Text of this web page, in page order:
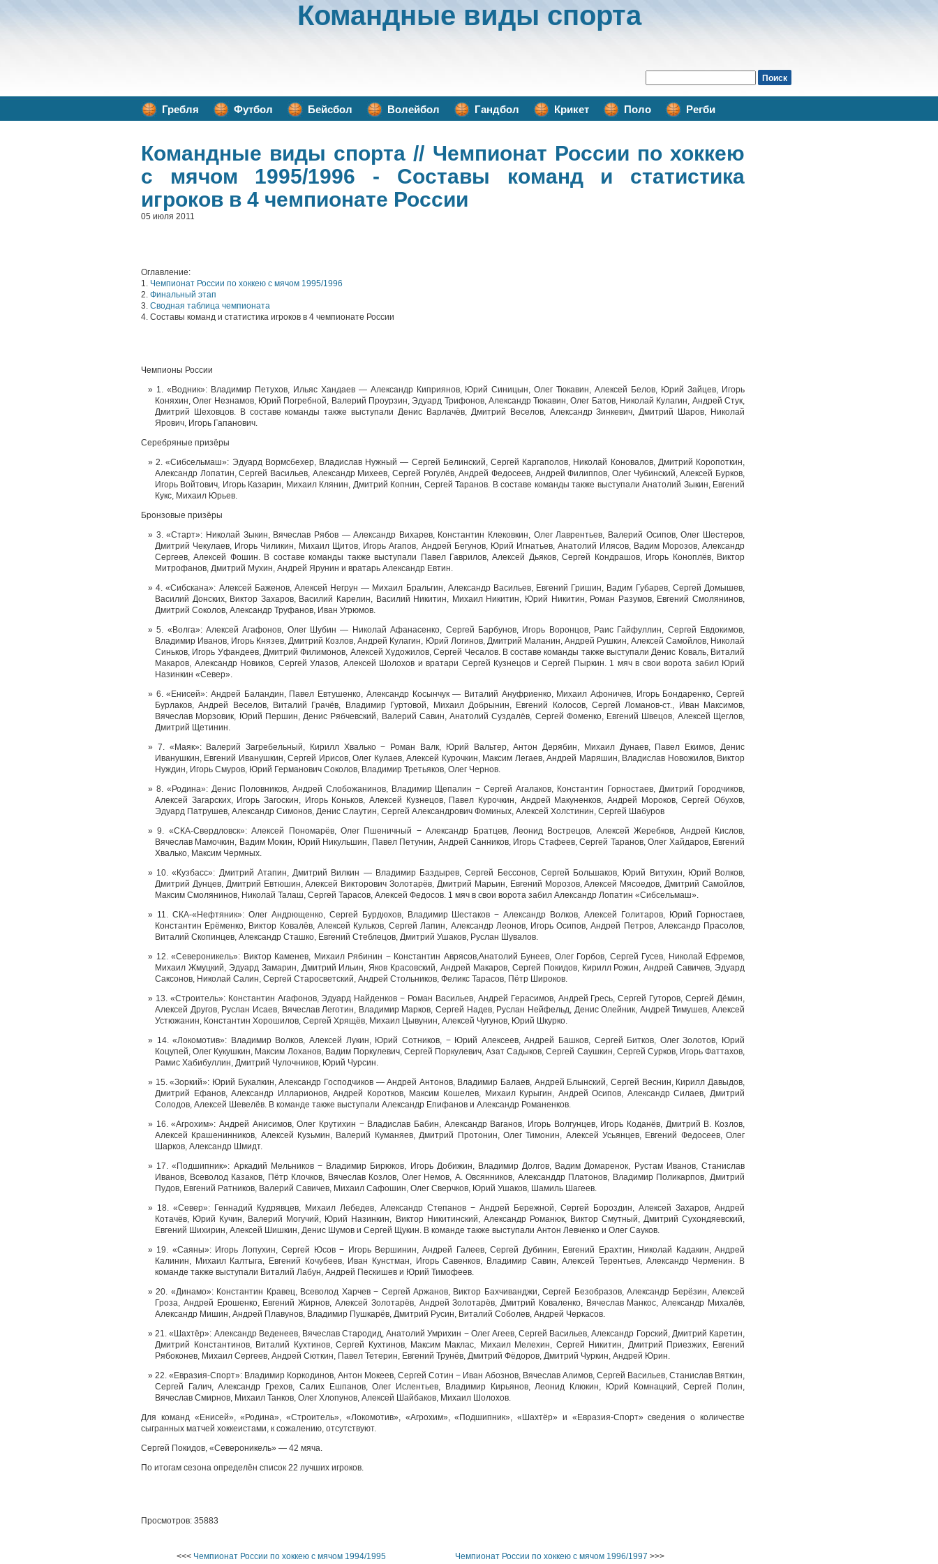
Командные виды спорта
Гребля Футбол Бейсбол Волейбол Гандбол Крикет Поло Регби
Командные виды спорта // Чемпионат России по хоккею
с мячом 1995/1996 - Составы команд и статистика
игроков в 4 чемпионате России
05 июля 2011
Оглавление:
1. Чемпионат России по хоккею с мячом 1995/1996
2. Финальный этап
3. Сводная таблица чемпионата
4. Составы команд и статистика игроков в 4 чемпионате России
Чемпионы России
1. «Водник»: Владимир Петухов, Ильяс Хандаев — Александр Киприянов, Юрий Синицын, Олег Тюкавин, Алексей Белов, Юрий Зайцев, Игорь
Коняхин, Олег Незнамов, Юрий Погребной, Валерий Проурзин, Эдуард Трифонов, Александр Тюкавин, Олег Батов, Николай Кулагин, Андрей Стук,
Дмитрий Шеховцов. В составе команды также выступали Денис Варлачёв, Дмитрий Веселов, Александр Зинкевич, Дмитрий Шаров, Николай
Ярович, Игорь Гапанович.
Серебряные призёры
2. «Сибсельмаш»: Эдуард Вормсбехер, Владислав Нужный — Сергей Белинский, Сергей Каргаполов, Николай Коновалов, Дмитрий Коропоткин,
Александр Лопатин, Сергей Васильев, Александр Михеев, Сергей Рогулёв, Андрей Федосеев, Андрей Филиппов, Олег Чубинский, Алексей Бурков,
Игорь Войтович, Игорь Казарин, Михаил Клянин, Дмитрий Копнин, Сергей Таранов. В составе команды также выступали Анатолий Зыкин, Евгений
Кукс, Михаил Юрьев.
Бронзовые призёры
3. «Старт»: Николай Зыкин, Вячеслав Рябов — Александр Вихарев, Константин Клековкин, Олег Лаврентьев, Валерий Осипов, Олег Шестеров,
Дмитрий Чекулаев, Игорь Чиликин, Михаил Щитов, Игорь Агапов, Андрей Бегунов, Юрий Игнатьев, Анатолий Илясов, Вадим Морозов, Александр
Сергеев, Алексей Фошин. В составе команды также выступали Павел Гаврилов, Алексей Дьяков, Сергей Кондрашов, Игорь Коноплёв, Виктор
Митрофанов, Дмитрий Мухин, Андрей Ярунин и вратарь Александр Евтин.
4. «Сибскана»: Алексей Баженов, Алексей Негрун — Михаил Бральгин, Александр Васильев, Евгений Гришин, Вадим Губарев, Сергей Домышев,
Василий Донских, Виктор Захаров, Василий Карелин, Василий Никитин, Михаил Никитин, Юрий Никитин, Роман Разумов, Евгений Смолянинов,
Дмитрий Соколов, Александр Труфанов, Иван Угрюмов.
5. «Волга»: Алексей Агафонов, Олег Шубин — Николай Афанасенко, Сергей Барбунов, Игорь Воронцов, Раис Гайфуллин, Сергей Евдокимов,
Владимир Иванов, Игорь Князев, Дмитрий Козлов, Андрей Кулагин, Юрий Логинов, Дмитрий Маланин, Андрей Рушкин, Алексей Самойлов, Николай
Синьков, Игорь Уфандеев, Дмитрий Филимонов, Алексей Художилов, Сергей Чесалов. В составе команды также выступали Денис Коваль, Виталий
Макаров, Александр Новиков, Сергей Улазов, Алексей Шолохов и вратари Сергей Кузнецов и Сергей Пыркин. 1 мяч в свои ворота забил Юрий
Назинкин «Север».
6. «Енисей»: Андрей Баландин, Павел Евтушенко, Александр Косынчук — Виталий Ануфриенко, Михаил Афоничев, Игорь Бондаренко, Сергей
Бурлаков, Андрей Веселов, Виталий Грачёв, Владимир Гуртовой, Михаил Добрынин, Евгений Колосов, Сергей Ломанов-ст., Иван Максимов,
Вячеслав Морзовик, Юрий Першин, Денис Рябчевский, Валерий Савин, Анатолий Суздалёв, Сергей Фоменко, Евгений Швецов, Алексей Щеглов,
Дмитрий Щетинин.
7. «Маяк»: Валерий Загребельный, Кирилл Хвалько − Роман Валк, Юрий Вальтер, Антон Дерябин, Михаил Дунаев, Павел Екимов, Денис
Иванушкин, Евгений Иванушкин, Сергей Ирисов, Олег Кулаев, Алексей Курочкин, Максим Легаев, Андрей Маряшин, Владислав Новожилов, Виктор
Нуждин, Игорь Смуров, Юрий Германович Соколов, Владимир Третьяков, Олег Чернов.
8. «Родина»: Денис Половников, Андрей Слобожанинов, Владимир Щепалин − Сергей Агалаков, Константин Горностаев, Дмитрий Городчиков,
Алексей Загарских, Игорь Загоскин, Игорь Коньков, Алексей Кузнецов, Павел Курочкин, Андрей Макуненков, Андрей Мороков, Сергей Обухов,
Эдуард Патрушев, Александр Симонов, Денис Слаутин, Сергей Александрович Фоминых, Алексей Холстинин, Сергей Шабуров
9. «СКА-Свердловск»: Алексей Пономарёв, Олег Пшеничный − Александр Братцев, Леонид Вострецов, Алексей Жеребков, Андрей Кислов,
Вячеслав Мамочкин, Вадим Мокин, Юрий Никульшин, Павел Петунин, Андрей Санников, Игорь Стафеев, Сергей Таранов, Олег Хайдаров, Евгений
Хвалько, Максим Чермных.
10. «Кузбасс»: Дмитрий Атапин, Дмитрий Вилкин — Владимир Баздырев, Сергей Бессонов, Сергей Большаков, Юрий Витухин, Юрий Волков,
Дмитрий Дунцев, Дмитрий Евтюшин, Алексей Викторович Золотарёв, Дмитрий Марьин, Евгений Морозов, Алексей Мясоедов, Дмитрий Самойлов,
Максим Смолянинов, Николай Талаш, Сергей Тарасов, Алексей Федосов. 1 мяч в свои ворота забил Александр Лопатин «Сибсельмаш».
11. СКА-«Нефтяник»: Олег Андрющенко, Сергей Бурдюхов, Владимир Шестаков − Александр Волков, Алексей Голитаров, Юрий Горностаев,
Константин Ерёменко, Виктор Ковалёв, Алексей Кульков, Сергей Лапин, Александр Леонов, Игорь Осипов, Андрей Петров, Александр Прасолов,
Виталий Скопинцев, Александр Сташко, Евгений Стеблецов, Дмитрий Ушаков, Руслан Шувалов.
12. «Североникель»: Виктор Каменев, Михаил Рябинин − Константин Аврясов,Анатолий Бунеев, Олег Горбов, Сергей Гусев, Николай Ефремов,
Михаил Жмуцкий, Эдуард Замарин, Дмитрий Ильин, Яков Красовский, Андрей Макаров, Сергей Покидов, Кирилл Рожин, Андрей Савичев, Эдуард
Саксонов, Николай Салин, Сергей Старосветский, Андрей Стольников, Феликс Тарасов, Пётр Широков.
13. «Строитель»: Константин Агафонов, Эдуард Найденков − Роман Васильев, Андрей Герасимов, Андрей Гресь, Сергей Гуторов, Сергей Дёмин,
Алексей Другов, Руслан Исаев, Вячеслав Леготин, Владимир Марков, Сергей Надев, Руслан Нейфельд, Денис Олейник, Андрей Тимушев, Алексей
Устюжанин, Константин Хорошилов, Сергей Хрящёв, Михаил Цывунин, Алексей Чугунов, Юрий Шкурко.
14. «Локомотив»: Владимир Волков, Алексей Лукин, Юрий Сотников, − Юрий Алексеев, Андрей Башков, Сергей Битков, Олег Золотов, Юрий
Коцупей, Олег Кукушкин, Максим Лоханов, Вадим Поркулевич, Сергей Поркулевич, Азат Садыков, Сергей Саушкин, Сергей Сурков, Игорь Фаттахов,
Рамис Хабибуллин, Дмитрий Чулочников, Юрий Чурсин.
15. «Зоркий»: Юрий Букалкин, Александр Господчиков — Андрей Антонов, Владимир Балаев, Андрей Блынский, Сергей Веснин, Кирилл Давыдов,
Дмитрий Ефанов, Александр Илларионов, Андрей Коротков, Максим Кошелев, Михаил Курыгин, Андрей Осипов, Александр Силаев, Дмитрий
Солодов, Алексей Шевелёв. В команде также выступали Александр Епифанов и Александр Романенков.
16. «Агрохим»: Андрей Анисимов, Олег Крутихин − Владислав Бабин, Александр Ваганов, Игорь Волгунцев, Игорь Коданёв, Дмитрий В. Козлов,
Алексей Крашенинников, Алексей Кузьмин, Валерий Куманяев, Дмитрий Протонин, Олег Тимонин, Алексей Усьянцев, Евгений Федосеев, Олег
Шарков, Александр Шмидт.
17. «Подшипник»: Аркадий Мельников − Владимир Бирюков, Игорь Добижин, Владимир Долгов, Вадим Домаренок, Рустам Иванов, Станислав
Иванов, Всеволод Казаков, Пётр Клочков, Вячеслав Козлов, Олег Немов, А. Овсянников, Александдр Платонов, Владимир Поликарпов, Дмитрий
Пудов, Евгений Ратников, Валерий Савичев, Михаил Сафошин, Олег Сверчков, Юрий Ушаков, Шамиль Шагеев.
18. «Север»: Геннадий Кудрявцев, Михаил Лебедев, Александр Степанов − Андрей Бережной, Сергей Бороздин, Алексей Захаров, Андрей
Котачёв, Юрий Кучин, Валерий Могучий, Юрий Назинкин, Виктор Никитинский, Александр Романюк, Виктор Смутный, Дмитрий Сухондяевский,
Евгений Шихирин, Алексей Шишкин, Денис Шумов и Сергей Щукин. В команде также выступали Антон Левченко и Олег Сауков.
19. «Саяны»: Игорь Лопухин, Сергей Юсов − Игорь Вершинин, Андрей Галеев, Сергей Дубинин, Евгений Ерахтин, Николай Кадакин, Андрей
Калинин, Михаил Калтыга, Евгений Кочубеев, Иван Кунстман, Игорь Савенков, Владимир Савин, Алексей Терентьев, Александр Черменин. В
команде также выступали Виталий Лабун, Андрей Пескишев и Юрий Тимофеев.
20. «Динамо»: Константин Кравец, Всеволод Харчев − Сергей Аржанов, Виктор Бахчиванджи, Сергей Безобразов, Александр Берёзин, Алексей
Гроза, Андрей Ерошенко, Евгений Жирнов, Алексей Золотарёв, Андрей Золотарёв, Дмитрий Коваленко, Вячеслав Манкос, Александр Михалёв,
Александр Мишин, Андрей Плавунов, Владимир Пушкарёв, Дмитрий Русин, Виталий Соболев, Андрей Черкасов.
21. «Шахтёр»: Александр Веденеев, Вячеслав Стародид, Анатолий Умрихин − Олег Агеев, Сергей Васильев, Александр Горский, Дмитрий Каретин,
Дмитрий Константинов, Виталий Кухтинов, Сергей Кухтинов, Максим Маклас, Михаил Мелехин, Сергей Никитин, Дмитрий Приезжих, Евгений
Рябоконев, Михаил Сергеев, Андрей Сюткин, Павел Тетерин, Евгений Трунёв, Дмитрий Фёдоров, Дмитрий Чуркин, Андрей Юрин.
22. «Евразия-Спорт»: Владимир Коркодинов, Антон Мокеев, Сергей Сотин − Иван Абознов, Вячеслав Алимов, Сергей Васильев, Станислав Вяткин,
Сергей Галич, Александр Грехов, Салих Ешпанов, Олег Ислентьев, Владимир Кирьянов, Леонид Клюкин, Юрий Комнацкий, Сергей Полин,
Вячеслав Смирнов, Михаил Танков, Олег Хлопунов, Алексей Шайбаков, Михаил Шолохов.
Для команд «Енисей», «Родина», «Строитель», «Локомотив», «Агрохим», «Подшипник», «Шахтёр» и «Евразия-Спорт» сведения о количестве
сыгранных матчей хоккеистами, к сожалению, отсутствуют.
Сергей Покидов, «Североникель» — 42 мяча.
По итогам сезона определён список 22 лучших игроков.
Просмотров: 35883
<<< Чемпионат России по хоккею с мячом 1994/1995 Чемпионат России по хоккею с мячом 1996/1997 >>>